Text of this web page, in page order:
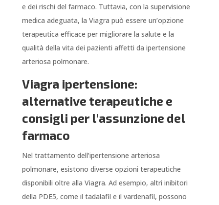
e dei rischi del farmaco. Tuttavia, con la supervisione
medica adeguata, la Viagra può essere un’opzione
terapeutica efficace per migliorare la salute e la
qualità della vita dei pazienti affetti da ipertensione
arteriosa polmonare.
Viagra ipertensione:
alternative terapeutiche e
consigli per l’assunzione del
farmaco
Nel trattamento dell’ipertensione arteriosa
polmonare, esistono diverse opzioni terapeutiche
disponibili oltre alla Viagra. Ad esempio, altri inibitori
della PDE5, come il tadalafil e il vardenafil, possono